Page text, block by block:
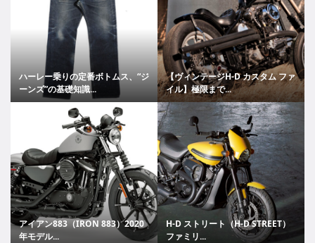
ハーレー乗りの定番ボトムス、“ジ
ーンズ”の基礎知識...
【ヴィンテージH-D カスタム ファ
イル】極限まで...
アイアン883（IRON 883）2020
年モデル...
H-D ストリート（H-D STREET）
ファミリ...